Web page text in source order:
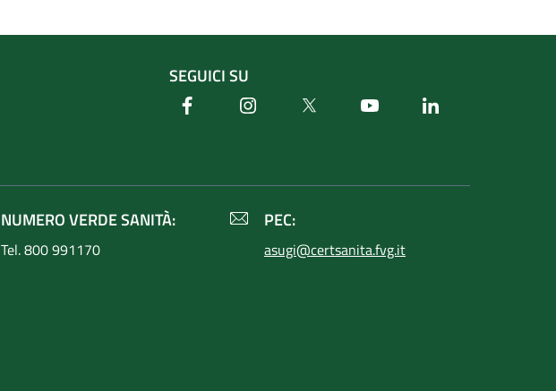
SEGUICI SU
Facebook Instagram Twitter Youtube
NUMERO VERDE SANITÀ:
Tel. 800 991170
PEC:
asugi@certsanita.fvg.it